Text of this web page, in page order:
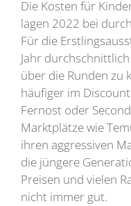
Die Kosten für
lagen 2022 bei
Für die
Jahr
über die Runden zu
häufiger im
Fernost oder
Marktplätze wie
ihren aggressiven
die jüngere
Preisen und vielen
nicht immer gut.